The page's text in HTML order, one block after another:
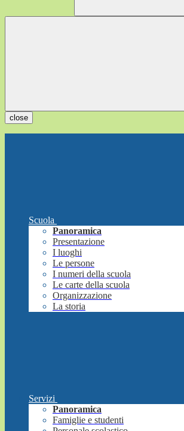
close
Scuola
Panoramica
Presentazione
I luoghi
Le persone
I numeri della scuola
Le carte della scuola
Organizzazione
La storia
Servizi
Panoramica
Famiglie e studenti